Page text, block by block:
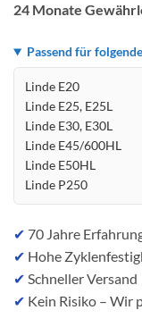
24 Monate
Passend für
Linde E20
Linde E25, E25L
Linde E30, E30L
Linde E45/600HL
Linde E50HL
Linde P250
✔ 70 Jahre
✔ Hohe
✔ Schneller Versand
✔ Kein Risiko – Wir